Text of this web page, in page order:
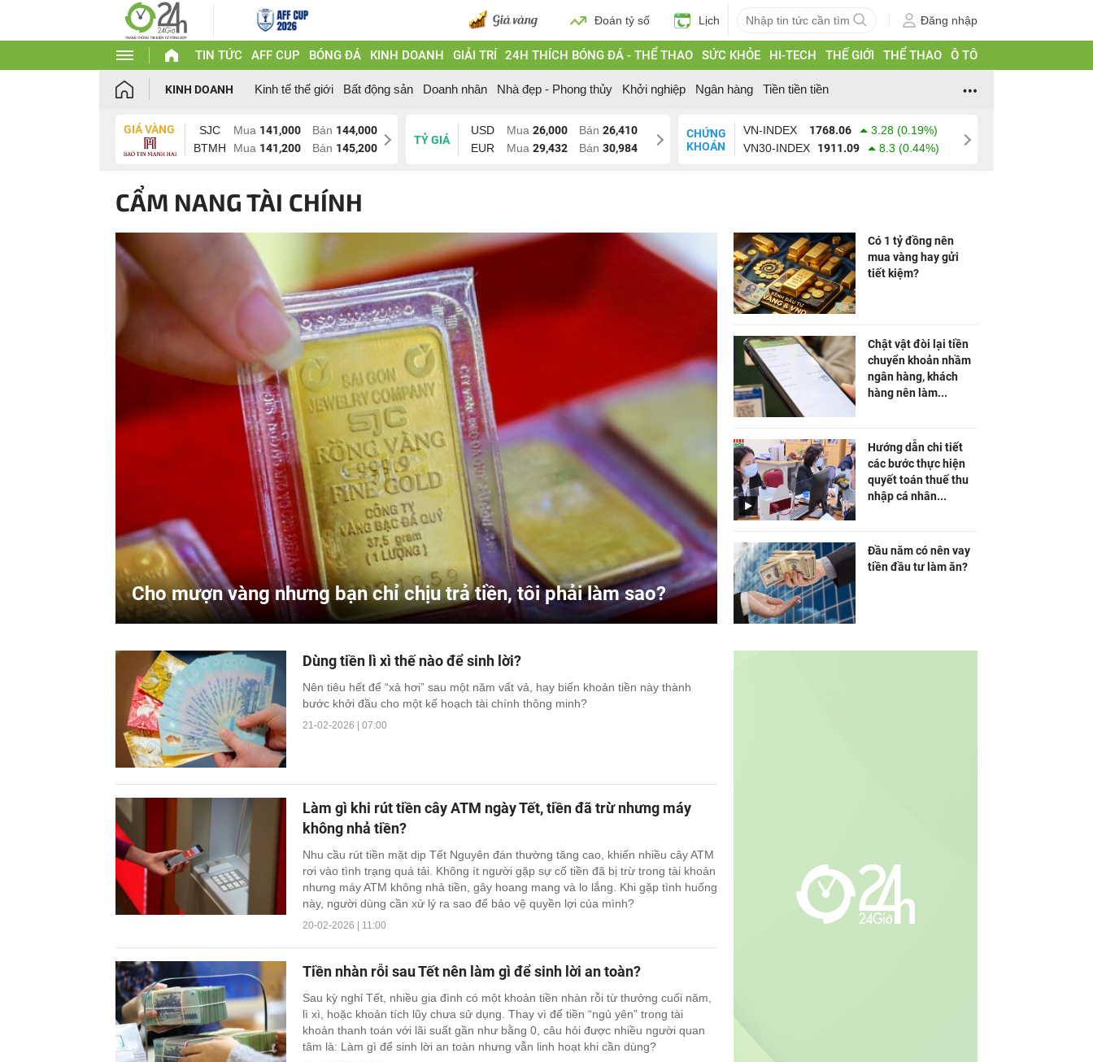
Đoán tỷ số Lịch Đăng nhập
TIN TỨC AFF CUP BÓNG ĐÁ KINH DOANH GIẢI TRÍ 24H THÍCH BÓNG ĐÁ - THỂ THAO SỨC KHỎE HI-TECH THẾ GIỚI THỂ THAO Ô TÔ
KINH DOANH Kinh tế thế giới Bất động sản Doanh nhân Nhà đẹp - Phong thủy Khởi nghiệp Ngân hàng Tiền tiền tiền
GIÁ VÀNG SJC Mua 141,000 Bán 144,000
BTMH
Mua 141,200 Bán 145,200
TỶ GIÁ
USD Mua 26,000 Bán 26,410
EUR
Mua 29,432 Bán 30,984
CHỨNG
KHOÁN
VN-INDEX 1768.06
3.28 (0.19%)
VN30-INDEX
1911.09 8.3 (0.44%)
CẨM NANG TÀI CHÍNH
Cho mượn vàng nhưng bạn chỉ chịu trả tiền, tôi phải làm sao?
Có 1 tỷ đồng nên
mua vàng hay gửi
tiết kiệm?
Chật vật đòi lại tiền
chuyển khoản nhầm
ngân hàng, khách
hàng nên làm...
Hướng dẫn chi tiết
các bước thực hiện
quyết toán thuế thu
nhập cá nhân...
Đầu năm có nên vay
tiền đầu tư làm ăn?
Dùng tiền lì xì thế nào để sinh lời?
Nên tiêu hết để “xả hơi” sau một năm vất vả, hay biến khoản tiền này thành
bước khởi đầu cho một kế hoạch tài chính thông minh?
21-02-2026 | 07:00
Làm gì khi rút tiền cây ATM ngày Tết, tiền đã trừ nhưng máy
không nhả tiền?
Nhu cầu rút tiền mặt dịp Tết Nguyên đán thường tăng cao, khiến nhiều cây ATM
rơi vào tình trạng quá tải. Không ít người gặp sự cố tiền đã bị trừ trong tài khoản
nhưng máy ATM không nhả tiền, gây hoang mang và lo lắng. Khi gặp tình huống
này, người dùng cần xử lý ra sao để bảo vệ quyền lợi của mình?
20-02-2026 | 11:00
Tiền nhàn rỗi sau Tết nên làm gì để sinh lời an toàn?
Sau kỳ nghỉ Tết, nhiều gia đình có một khoản tiền nhàn rỗi từ thưởng cuối năm,
lì xì, hoặc khoản tích lũy chưa sử dụng. Thay vì để tiền “ngủ yên” trong tài
khoản thanh toán với lãi suất gần như bằng 0, câu hỏi được nhiều người quan
tâm là: Làm gì để sinh lời an toàn nhưng vẫn linh hoạt khi cần dùng?